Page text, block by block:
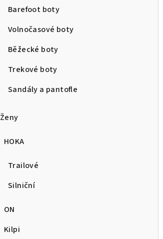
Barefoot boty
Volnočasové boty
Běžecké boty
Trekové boty
Sandály a pantofle
Ženy
HOKA
Trailové
Silniční
ON
Kilpi